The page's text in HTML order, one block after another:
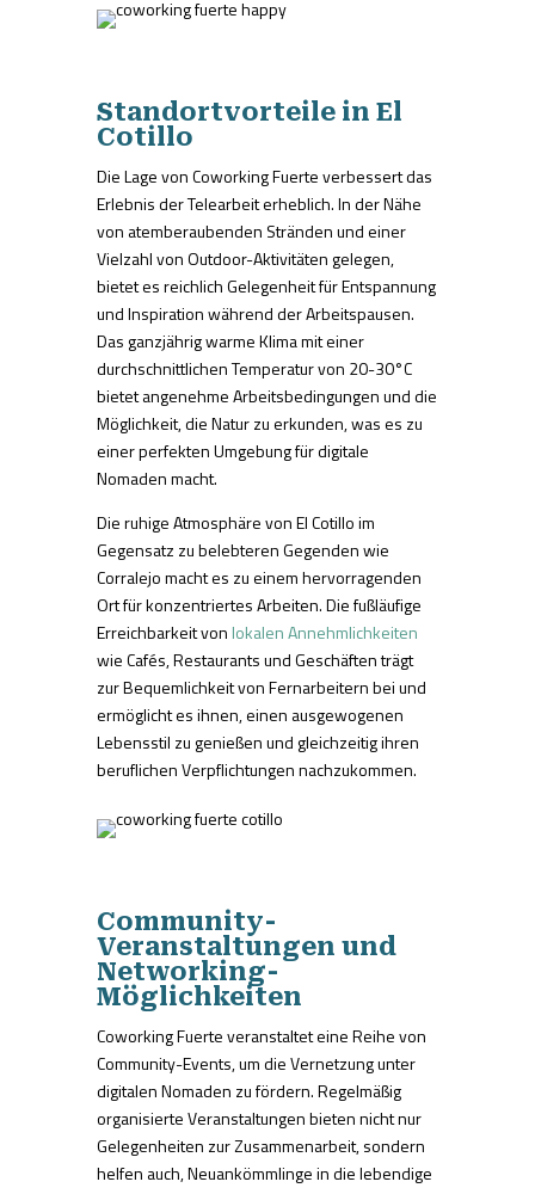
Standortvorteile in El
Cotillo
Die Lage von Coworking Fuerte verbessert das
Erlebnis der Telearbeit erheblich. In der Nähe
von atemberaubenden Stränden und einer
Vielzahl von Outdoor-Aktivitäten gelegen,
bietet es reichlich Gelegenheit für Entspannung
und Inspiration während der Arbeitspausen.
Das ganzjährig warme Klima mit einer
durchschnittlichen Temperatur von 20-30°C
bietet angenehme Arbeitsbedingungen und die
Möglichkeit, die Natur zu erkunden, was es zu
einer perfekten Umgebung für digitale
Nomaden macht.
Die ruhige Atmosphäre von El Cotillo im
Gegensatz zu belebteren Gegenden wie
Corralejo macht es zu einem hervorragenden
Ort für konzentriertes Arbeiten. Die fußläufige
Erreichbarkeit von lokalen Annehmlichkeiten
wie Cafés, Restaurants und Geschäften trägt
zur Bequemlichkeit von Fernarbeitern bei und
ermöglicht es ihnen, einen ausgewogenen
Lebensstil zu genießen und gleichzeitig ihren
beruflichen Verpflichtungen nachzukommen.
Community-
Veranstaltungen und
Networking-
Möglichkeiten
Coworking Fuerte veranstaltet eine Reihe von
Community-Events, um die Vernetzung unter
digitalen Nomaden zu fördern. Regelmäßig
organisierte Veranstaltungen bieten nicht nur
Gelegenheiten zur Zusammenarbeit, sondern
helfen auch, Neuankömmlinge in die lebendige